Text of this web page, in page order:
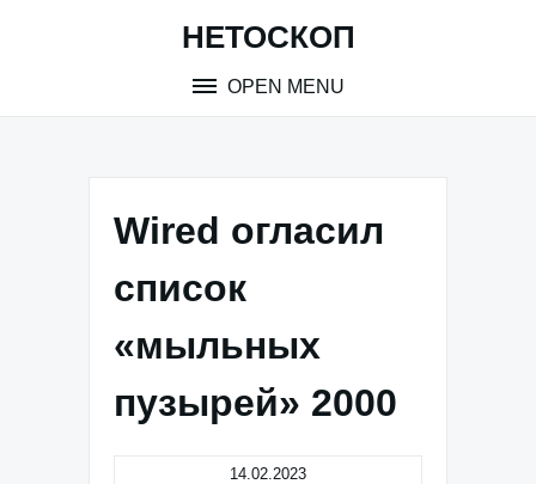
НЕТОСКОП
OPEN MENU
Wired огласил
список
«мыльных
пузырей» 2000
14.02.2023